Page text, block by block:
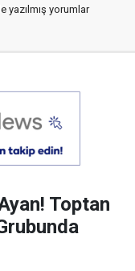
yazılmış yorumlar
Toptan